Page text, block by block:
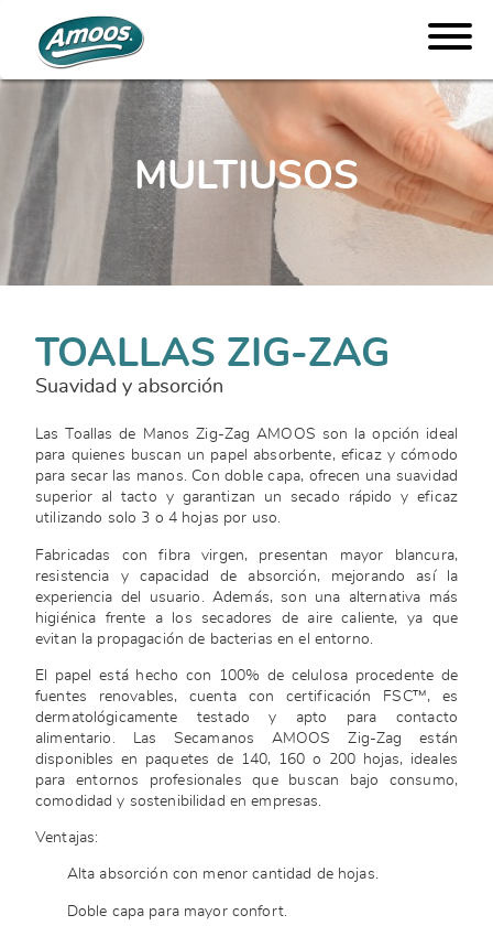
MULTIUSOS
TOALLAS ZIG-ZAG
Suavidad y absorción
Las Toallas de Manos Zig-Zag AMOOS son la opción ideal
para quienes buscan un papel absorbente, eficaz y cómodo
para secar las manos. Con doble capa, ofrecen una suavidad
superior al tacto y garantizan un secado rápido y eficaz
utilizando solo 3 o 4 hojas por uso.
Fabricadas con fibra virgen, presentan mayor blancura,
resistencia y capacidad de absorción, mejorando así la
experiencia del usuario. Además, son una alternativa más
higiénica frente a los secadores de aire caliente, ya que
evitan la propagación de bacterias en el entorno.
El papel está hecho con 100% de celulosa procedente de
fuentes renovables, cuenta con certificación FSC™, es
dermatológicamente testado y apto para contacto
alimentario. Las Secamanos AMOOS Zig-Zag están
disponibles en paquetes de 140, 160 o 200 hojas, ideales
para entornos profesionales que buscan bajo consumo,
comodidad y sostenibilidad en empresas.
Ventajas:
Alta absorción con menor cantidad de hojas.
Doble capa para mayor confort.